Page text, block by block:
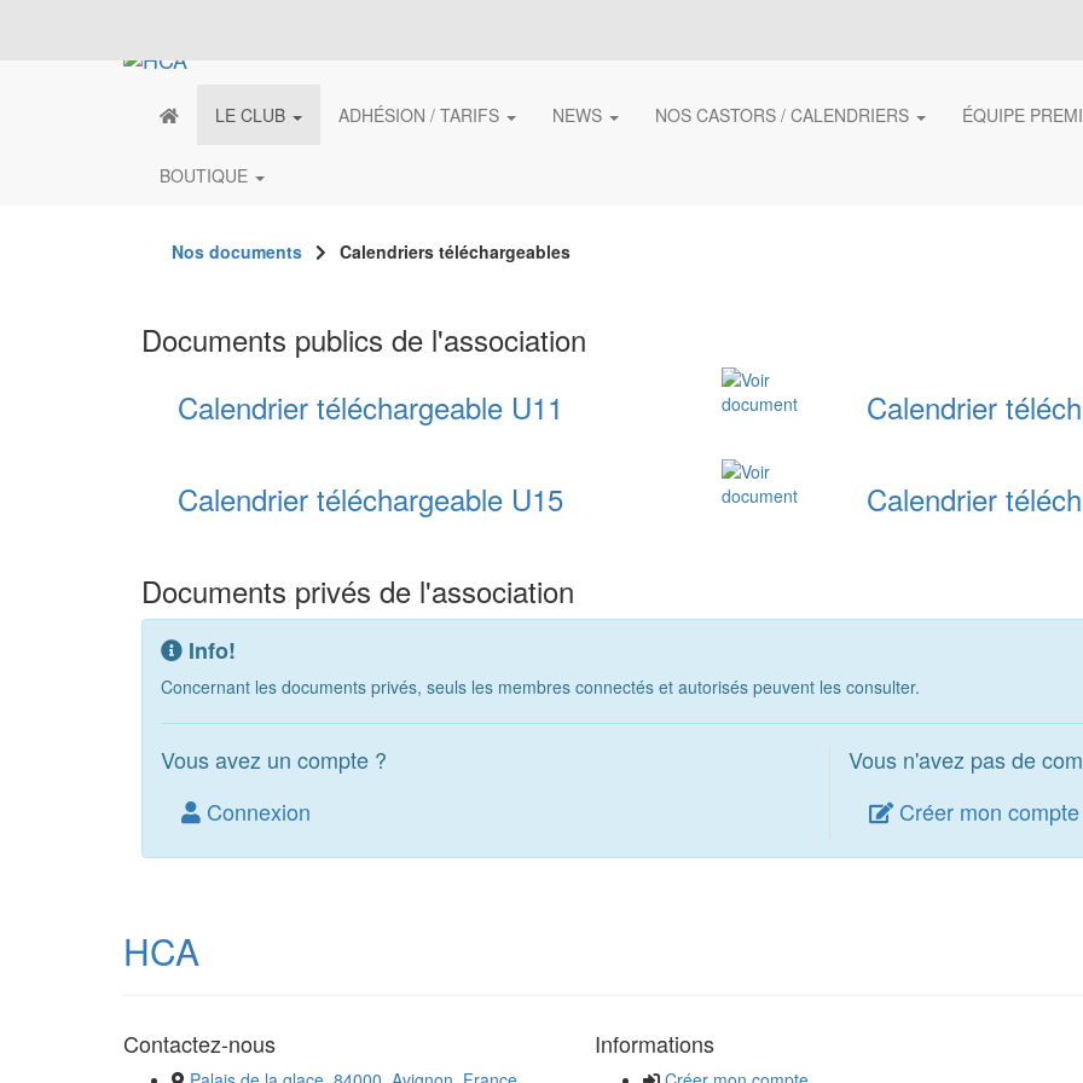
LE CLUB ADHÉSION / TARIFS NEWS NOS CASTORS / CALENDRIERS ÉQUIPE
BOUTIQUE
Nos documents Calendriers téléchargeables
Documents publics de l'association
Calendrier téléchargeable U11
Calendrier
Calendrier téléchargeable U15 Calendrier
Documents privés de l'association
Info!
Concernant les documents privés, seuls les membres connectés et autorisés peuvent les consulter.
Vous avez un compte ?
Connexion
Vous n'avez pas de
Créer mon compte
HCA
Contactez-nous Informations